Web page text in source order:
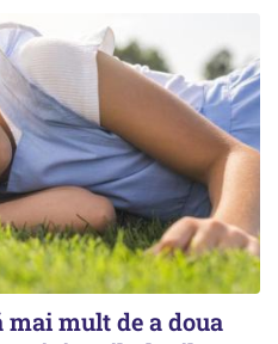
mai mult de a doua